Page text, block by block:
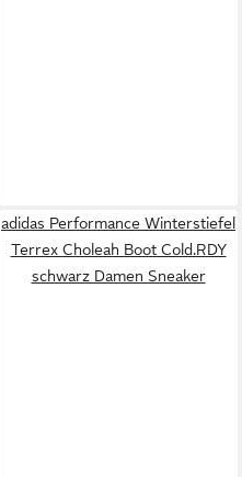
adidas Performance Winterstiefel
Terrex Choleah Boot Cold.RDY
schwarz Damen Sneaker